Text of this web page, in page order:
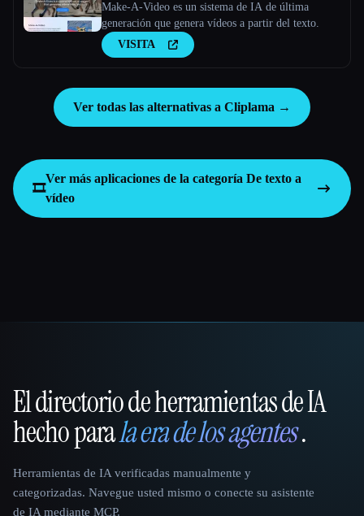
Make-A-Video es un sistema de IA de última
generación que genera vídeos a partir del texto.
VISITA
Ver todas las alternativas a Cliplama →
🎞️
Ver más aplicaciones de la categoría De texto a
vídeo
That AI Collection
El directorio de herramientas de IA
hecho parala era de los agentes.
Herramientas de IA verificadas manualmente y
categorizadas. Navegue usted mismo o conecte su asistente
de IA mediante MCP.